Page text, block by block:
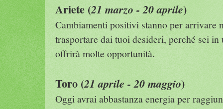
Ariete (21 marzo - 20 aprile)
Cambiamenti positivi stanno per arrivare
trasportare dai tuoi desideri, perché sei
offrirà molte opportunità.
Toro (21 aprile - 20 maggio)
Oggi avrai abbastanza energia per